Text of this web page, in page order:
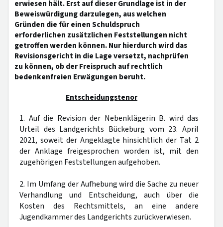
erwiesen hält. Erst auf dieser Grundlage ist in der
Beweiswürdigung darzulegen, aus welchen
Gründen die für einen Schuldspruch
erforderlichen zusätzlichen Feststellungen nicht
getroffen werden können. Nur hierdurch wird das
Revisionsgericht in die Lage versetzt, nachprüfen
zu können, ob der Freispruch auf rechtlich
bedenkenfreien Erwägungen beruht.
Entscheidungstenor
1. Auf die Revision der Nebenklägerin B. wird das
Urteil des Landgerichts Bückeburg vom 23. April
2021, soweit der Angeklagte hinsichtlich der Tat 2
der Anklage freigesprochen worden ist, mit den
zugehörigen Feststellungen aufgehoben.
2. Im Umfang der Aufhebung wird die Sache zu neuer
Verhandlung und Entscheidung, auch über die
Kosten des Rechtsmittels, an eine andere
Jugendkammer des Landgerichts zurückverwiesen.